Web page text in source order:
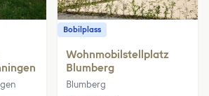
Bobilplass
Wohnmobilstellplatz
Blumberg
Blumberg